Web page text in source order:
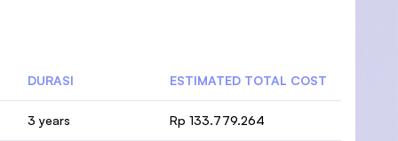
DURASI ESTIMATED TOTAL COST
3 years Rp 133.779.264